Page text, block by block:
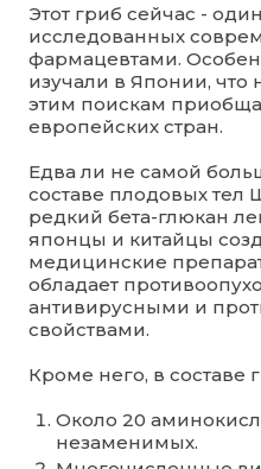
Этот гриб сейчас -
исследованных
фармацевтами.
изучали в Японии, что
этим поискам
европейских стран.
Едва ли не самой
составе плодовых тел
редкий бета-глюкан
японцы и китайцы
медицинские
обладает
антивирусными и
свойствами.
Кроме него, в составе
Около 20
незаменимых.